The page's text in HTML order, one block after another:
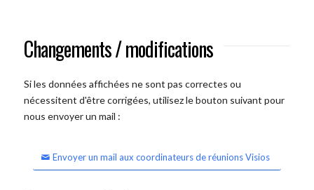
Changements / modifications
Si les données affichées ne sont pas correctes ou
nécessitent d'être corrigées, utilisez le bouton suivant pour
nous envoyer un mail :
Envoyer un mail aux coordinateurs de réunions Visios